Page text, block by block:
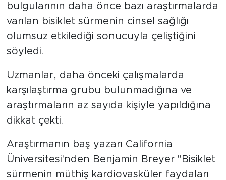
bulgularının daha önce bazı araştırmalarda
varılan bisiklet sürmenin cinsel sağlığı
olumsuz etkilediği sonucuyla çeliştiğini
söyledi.
Uzmanlar, daha önceki çalışmalarda
karşılaştırma grubu bulunmadığına ve
araştırmaların az sayıda kişiyle yapıldığına
dikkat çekti.
Araştırmanın baş yazarı California
Üniversitesi'nden Benjamin Breyer "Bisiklet
sürmenin müthiş kardiovasküler faydaları